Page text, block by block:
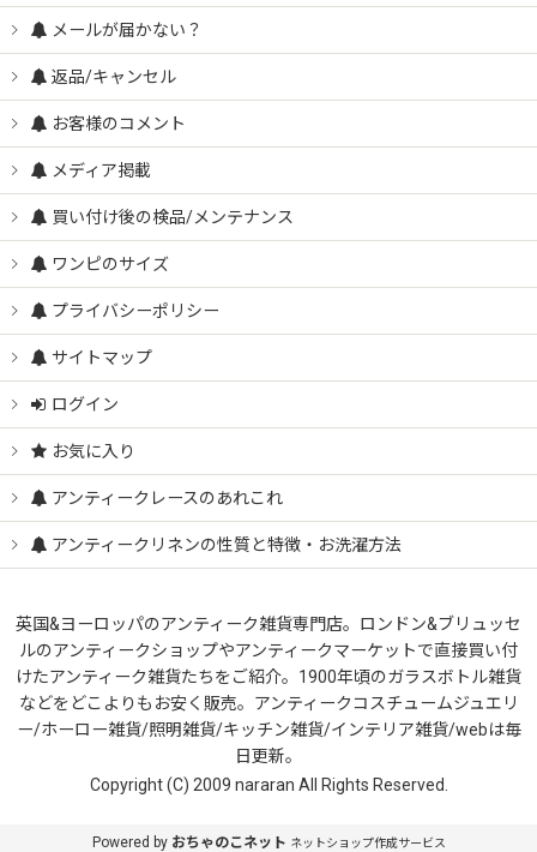
メールが届かない？
返品/キャンセル
お客様のコメント
メディア掲載
買い付け後の検品/メンテナンス
ワンピのサイズ
プライバシーポリシー
サイトマップ
ログイン
お気に入り
アンティークレースのあれこれ
アンティークリネンの性質と特徴・お洗濯方法
英国&ヨーロッパのアンティーク雑貨専門店。ロンドン&ブリュッセ
ルのアンティークショップやアンティークマーケットで直接買い付
けたアンティーク雑貨たちをご紹介。1900年頃のガラスボトル雑貨
などをどこよりもお安く販売。アンティークコスチュームジュエリ
ー/ホーロー雑貨/照明雑貨/キッチン雑貨/インテリア雑貨/webは毎
日更新。
Copyright (C) 2009 nararan All Rights Reserved.
Powered by おちゃのこネット ネットショップ作成サービス